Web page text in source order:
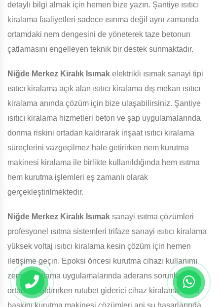
detaylı bilgi almak için hemen bize yazın. Şantiye ısıtıcı
kiralama faaliyetleri sadece ısınma değil aynı zamanda
ortamdaki nem dengesini de yöneterek taze betonun
çatlamasını engelleyen teknik bir destek sunmaktadır.
Niğde Merkez Kiralık Isımak elektrikli ısımak sanayi tipi
ısıtıcı kiralama açık alan ısıtıcı kiralama dış mekan ısıtıcı
kiralama anında çözüm için bize ulaşabilirsiniz. Şantiye
ısıtıcı kiralama hizmetleri beton ve şap uygulamalarında
donma riskini ortadan kaldırarak inşaat ısıtıcı kiralama
süreçlerini vazgeçilmez hale getirirken nem kurutma
makinesi kiralama ile birlikte kullanıldığında hem ısıtma
hem kurutma işlemleri eş zamanlı olarak
gerçekleştirilmektedir.
Niğde Merkez Kiralık Isımak sanayi ısıtma çözümleri
profesyonel ısıtma sistemleri trifaze sanayi ısıtıcı kiralama
yüksek voltaj ısıtıcı kiralama kesin çözüm için hemen
iletişime geçin. Epoksi öncesi kurutma cihazı kullanımı
zemin kaplama uygulamalarında aderans sorunlarını
ortadan kaldırırken rutubet giderici cihaz kiralama ve su